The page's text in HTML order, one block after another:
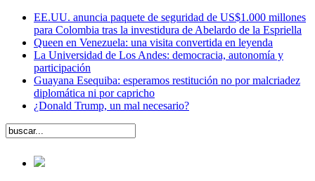
EE.UU. anuncia paquete de seguridad de US$1.000 millones
para Colombia tras la investidura de Abelardo de la Espriella
Queen en Venezuela: una visita convertida en leyenda
La Universidad de Los Andes: democracia, autonomía y
participación
Guayana Esequiba: esperamos restitución no por malcriadez
diplomática ni por capricho
¿Donald Trump, un mal necesario?